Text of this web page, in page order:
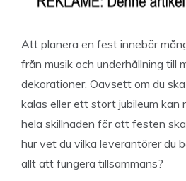
Att planera en fest innebär
från musik och underhållning till
dekorationer. Oavsett om du
kalas eller ett stort jubileum kan
hela skillnaden för att festen
hur vet du vilka leverantörer du
allt att fungera tillsammans?